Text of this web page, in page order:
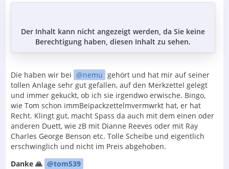
Der Inhalt kann nicht angezeigt werden, da Sie keine
Berechtigung haben, diesen Inhalt zu sehen.
Die haben wir bei nemu gehört und hat mir auf seiner
tollen Anlage sehr gut gefallen, auf den Merkzettel gelegt
und immer gekuckt, ob ich sie irgendwo erwische. Bingo,
wie Tom schon immBeipackzettelmvermwrkt hat, er hat
Recht. Klingt gut, macht Spass da auch mit dem einen oder
anderen Duett, wie zB mit Dianne Reeves oder mit Ray
Charles George Benson etc. Tolle Scheibe und eigentlich
erschwinglich und nicht im Preis abgehoben.
Danke 🙏
tom539